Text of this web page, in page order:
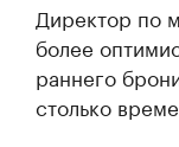
Директор по
более
раннего
столько